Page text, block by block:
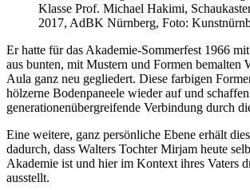
Klasse Prof. Michael Hakimi,
2017, AdBK Nürnberg, Foto:
Er hatte für das Akademie-Sommerfest 1966
aus bunten, mit Mustern und Formen bemalten
Aula ganz neu gegliedert. Diese farbigen
hölzerne Bodenpaneele wieder auf und
generationenübergreifende Verbindung durch
Eine weitere, ganz persönliche Ebene erhält
dadurch, dass Walters Tochter Mirjam heute
Akademie ist und hier im Kontext ihres Vaters
ausstellt.